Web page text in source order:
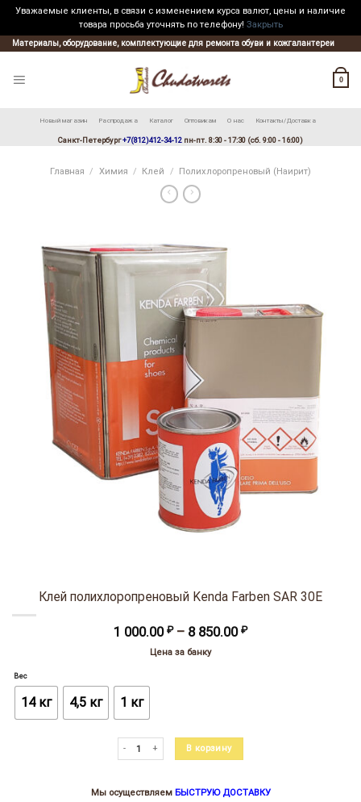
Уважаемые клиенты, в связи с изменением курса валют, цены и наличие
товара просьба уточнять по телефону! Закрыть
Skip
to
Материалы, оборудование, комплектующие для ремонта обуви и кожгалантереи
0
Новый магазин Распродажа Каталог Оптовикам О нас Контакты/Доставка
Санкт-Петербург+7(812)412-34-12 пн-пт. 8:30 - 17:30 (сб. 9:00 - 16:00)
Главная / Химия / Клей / Полихлоропреновый (Наирит)
Клей полихлоропреновый Kenda Farben SAR 30Е
1 000.00 ₽ – 8 850.00 ₽Диапазон
Цена за банку
Вес
14 кг 4,5 кг 1 кг
Количество товара Клей полихлоропреновый Kenda Farben
В корзину
Мы осуществляем БЫСТРУЮ ДОСТАВКУ